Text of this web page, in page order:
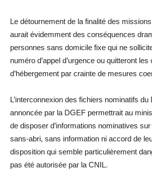
Le détournement de la finalité des
aurait évidemment des conséquences
personnes sans domicile fixe qui ne
numéro d’appel d’urgence ou quitteront les
d’hébergement par crainte de mesures
L’interconnexion des fichiers nominatifs du
annoncée par la DGEF permettrait au
de disposer d’informations nominatives
sans-abri, sans information ni accord de
disposition qui semble particulièrement
pas été autorisée par la CNIL.